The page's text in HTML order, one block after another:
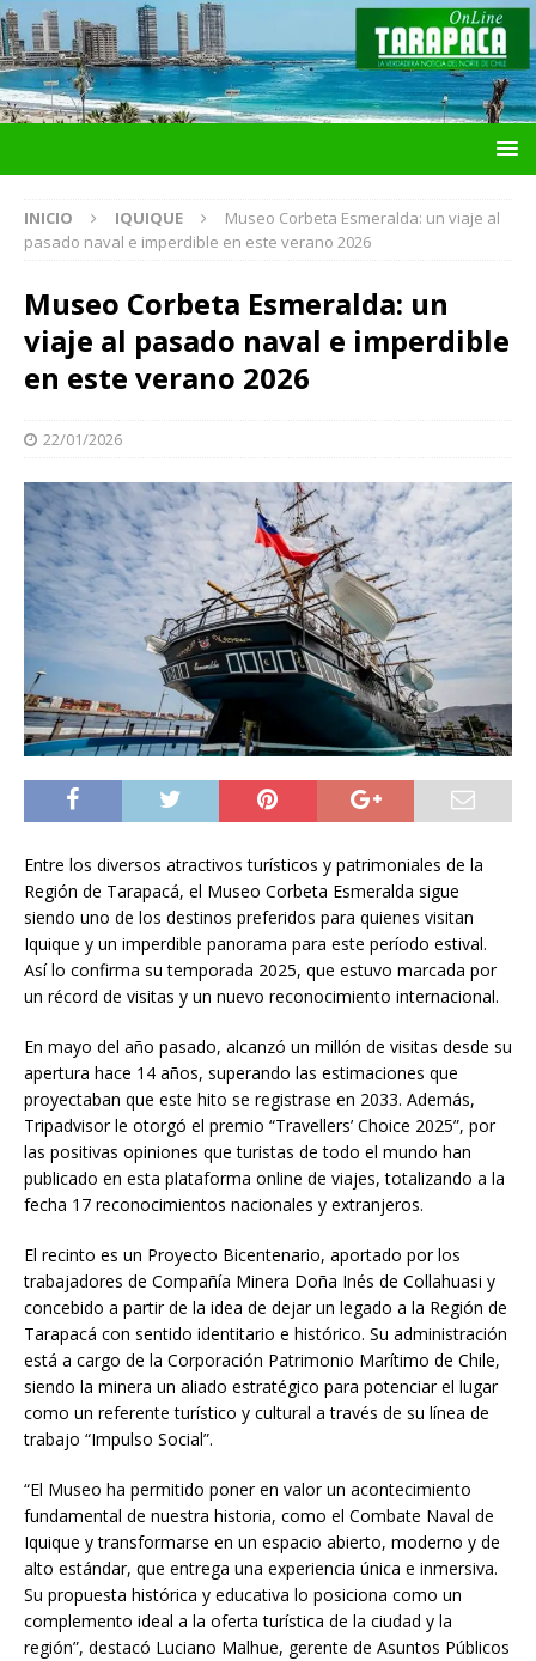
INICIO IQUIQUE
Museo Corbeta Esmeralda: un viaje al
pasado naval e imperdible en este verano 2026
Museo Corbeta Esmeralda: un
viaje al pasado naval e imperdible
en este verano 2026
22/01/2026
Entre los diversos atractivos turísticos y patrimoniales de la
Región de Tarapacá, el Museo Corbeta Esmeralda sigue
siendo uno de los destinos preferidos para quienes visitan
Iquique y un imperdible panorama para este período estival.
Así lo confirma su temporada 2025, que estuvo marcada por
un récord de visitas y un nuevo reconocimiento internacional.
En mayo del año pasado, alcanzó un millón de visitas desde su
apertura hace 14 años, superando las estimaciones que
proyectaban que este hito se registrase en 2033. Además,
Tripadvisor le otorgó el premio “Travellers’ Choice 2025”, por
las positivas opiniones que turistas de todo el mundo han
publicado en esta plataforma online de viajes, totalizando a la
fecha 17 reconocimientos nacionales y extranjeros.
El recinto es un Proyecto Bicentenario, aportado por los
trabajadores de Compañía Minera Doña Inés de Collahuasi y
concebido a partir de la idea de dejar un legado a la Región de
Tarapacá con sentido identitario e histórico. Su administración
está a cargo de la Corporación Patrimonio Marítimo de Chile,
siendo la minera un aliado estratégico para potenciar el lugar
como un referente turístico y cultural a través de su línea de
trabajo “Impulso Social”.
“El Museo ha permitido poner en valor un acontecimiento
fundamental de nuestra historia, como el Combate Naval de
Iquique y transformarse en un espacio abierto, moderno y de
alto estándar, que entrega una experiencia única e inmersiva.
Su propuesta histórica y educativa lo posiciona como un
complemento ideal a la oferta turística de la ciudad y la
región”, destacó Luciano Malhue, gerente de Asuntos Públicos